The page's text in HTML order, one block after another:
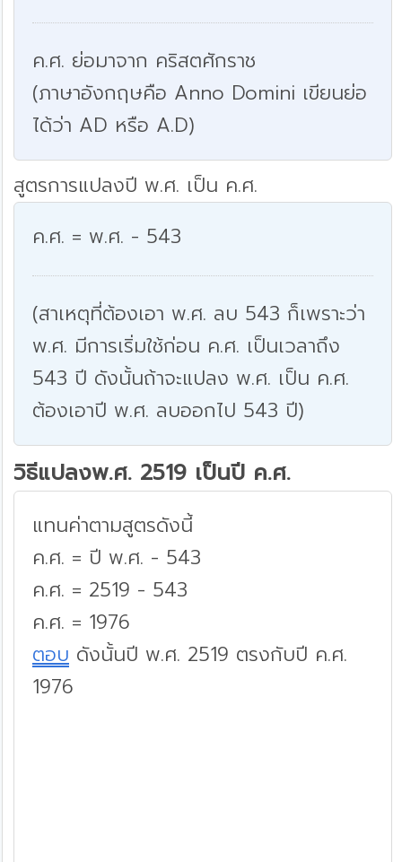
ค.ศ. ย่อมาจาก คริสตศักราช
(ภาษาอังกฤษคือ Anno Domini เขียนย่อ
ได้ว่า AD หรือ A.D)
สูตรการแปลงปี พ.ศ. เป็น ค.ศ.
ค.ศ. = พ.ศ. - 543
(สาเหตุที่ต้องเอา พ.ศ. ลบ 543 ก็เพราะว่า
พ.ศ. มีการเริ่มใช้ก่อน ค.ศ. เป็นเวลาถึง
543 ปี ดังนั้นถ้าจะแปลง พ.ศ. เป็น ค.ศ.
ต้องเอาปี พ.ศ. ลบออกไป 543 ปี)
วิธีแปลงพ.ศ. 2519 เป็นปี ค.ศ.
แทนค่าตามสูตรดังนี้
ค.ศ. = ปี พ.ศ. - 543
ค.ศ. = 2519 - 543
ค.ศ. = 1976
ตอบ ดังนั้นปี พ.ศ. 2519 ตรงกับปี ค.ศ.
1976